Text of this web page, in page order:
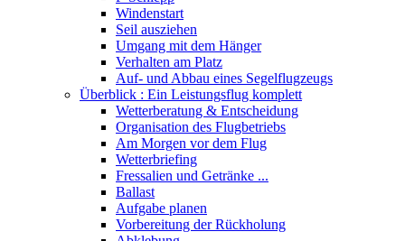
Windenstart
Seil ausziehen
Umgang mit dem Hänger
Verhalten am Platz
Auf- und Abbau eines Segelflugzeugs
Überblick : Ein Leistungsflug komplett
Wetterberatung & Entscheidung
Organisation des Flugbetriebs
Am Morgen vor dem Flug
Wetterbriefing
Fressalien und Getränke ...
Ballast
Aufgabe planen
Vorbereitung der Rückholung